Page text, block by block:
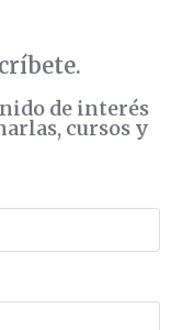
de interés
cursos y